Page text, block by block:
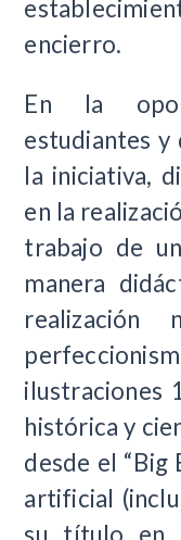
encierro.
En la
estudiantes y
la iniciativa,
en la
trabajo de
manera
ilustraciones
histórica y
desde el “Big
artificial
su título en